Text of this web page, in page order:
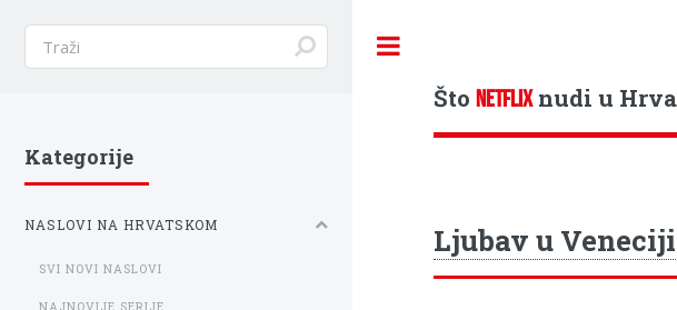
ŠtoNETFLIXnudi u
Ljubav u Veneciji
Kategorije
NASLOVI NA HRVATSKOM
SVI NOVI NASLOVI
NAJNOVIJE SERIJE
Toggle